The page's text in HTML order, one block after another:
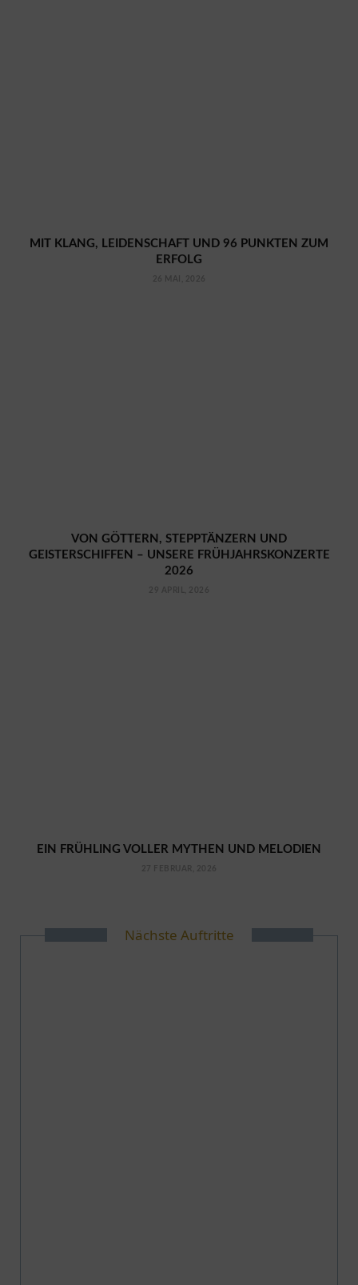
MIT KLANG, LEIDENSCHAFT UND 96 PUNKTEN ZUM
ERFOLG
VON GÖTTERN, STEPPTÄNZERN UND
GEISTERSCHIFFEN – UNSERE FRÜHJAHRSKONZERTE
2026
EIN FRÜHLING VOLLER MYTHEN UND MELODIEN
Nächste Auftritte